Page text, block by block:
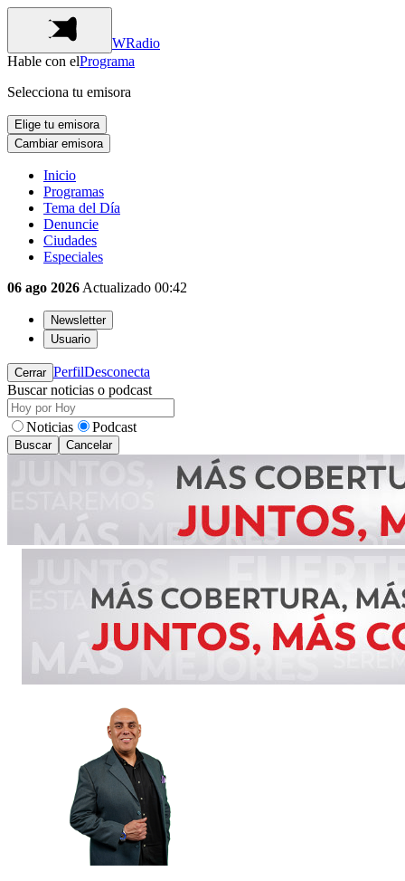
WRadio
Hable con elPrograma
Selecciona tu emisora
Elige tu emisora
Cambiar emisora
Inicio
Programas
Tema del Día
Denuncie
Ciudades
Especiales
06 ago 2026 Actualizado 00:42
Newsletter
Usuario
Cerrar PerfilDesconecta
Buscar noticias o podcast
Noticias Podcast
Buscar Cancelar